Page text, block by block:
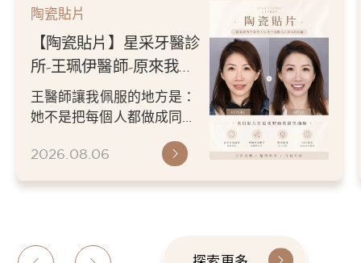
陶瓷貼片
【陶瓷貼片】星采牙醫診
所-王珮伊醫師-從門牙縫
到自信笑容：美白貼片打
造更精緻的微笑曲線
王珮伊醫師在規劃貼片時，
除了考量牙齒本身條件，也
微笑方式等細節出發，協助
2026.06.26